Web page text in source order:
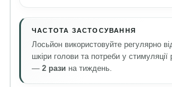
ЧАСТОТА ЗАСТОСУВАННЯ
Лосьйон використовуйте регулярно
шкіри голови та потреби у стимуляції
— 2 рази на тиждень.